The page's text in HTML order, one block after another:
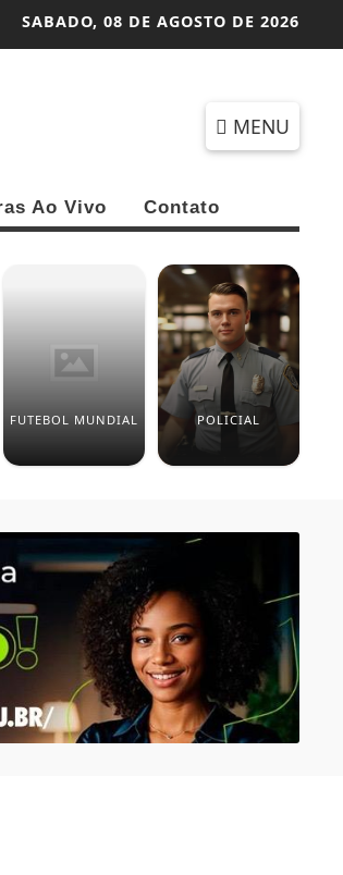
SABADO, 08 DE AGOSTO DE 2026
MENU
Ao Vivo Contato
FUTEBOL MUNDIAL POLICIAL